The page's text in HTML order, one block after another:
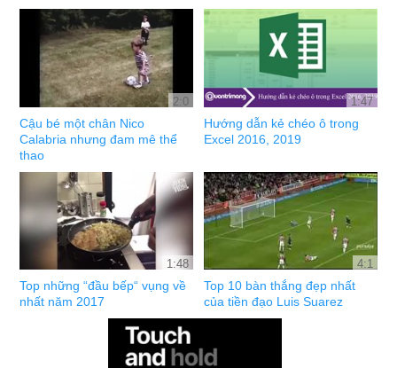
2:0
Cậu bé một chân Nico
Calabria nhưng đam mê thể
thao
1:47
Hướng dẫn kẻ chéo ô trong
Excel 2016, 2019
1:48
Top những “đầu bếp“ vụng về
nhất năm 2017
4:1
Top 10 bàn thắng đẹp nhất
của tiền đạo Luis Suarez